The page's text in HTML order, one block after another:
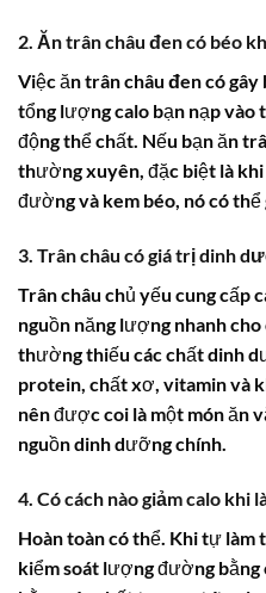
2. Ăn trân châu đen có béo
Việc ăntrân châu đencó gây
tổng lượng calo bạn nạp vào
động thể chất. Nếu bạn ăn
thường xuyên, đặc biệt là
đường và kem béo, nó có
3. Trân châu có giá trị dinh
Trân châu chủ yếu cung cấp
nguồn năng lượng nhanh
thường thiếu các chất dinh
protein, chất xơ, vitamin và
nên được coi là một món ăn
nguồn dinh dưỡng chính.
4. Có cách nào giảm calo khi
Hoàn toàn có thể. Khi tự làm
kiểm soát lượng đường